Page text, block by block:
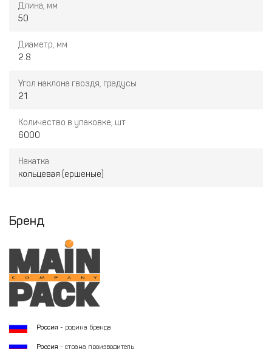
Длина, мм
50
Диаметр, мм
2.8
Угол наклона гвоздя, градусы
21
Количество в упаковке, шт
6000
Накатка
кольцевая (ершеные)
Бренд
Россия - родина бренда
Россия - страна производитель